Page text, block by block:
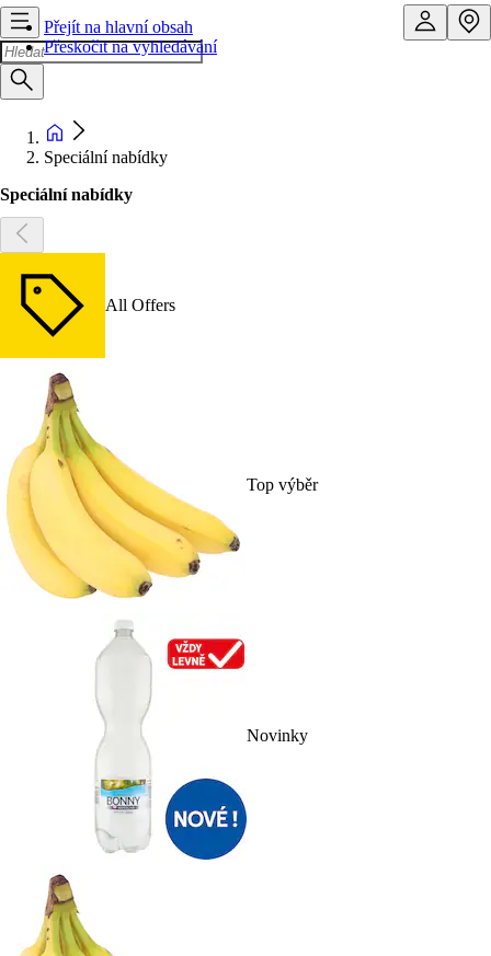
Přejít na hlavní obsah
Přeskočit na vyhledávání
Speciální nabídky
Speciální nabídky
All Offers
Top výběr
Novinky